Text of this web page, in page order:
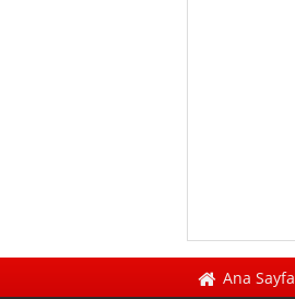
Ana Sayfa